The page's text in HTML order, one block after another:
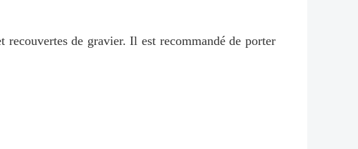
de gravier. Il est recommandé de porter